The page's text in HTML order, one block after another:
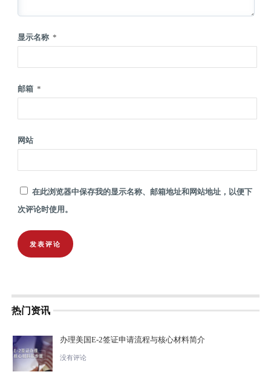
显示名称 *
邮箱 *
网站
在此浏览器中保存我的显示名称、邮箱地址和网站地址，以便下
次评论时使用。
热门资讯
办理美国E-2签证申请流程与核心材料简介
没有评论